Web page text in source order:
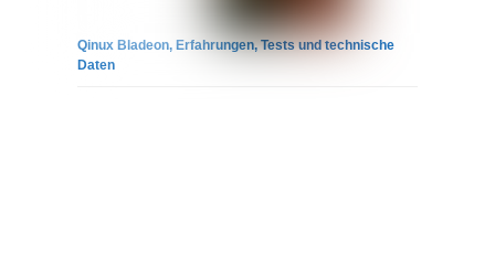
Qinux Bladeon, Erfahrungen, Tests und technische
Daten